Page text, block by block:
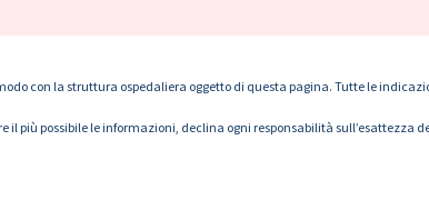
con la struttura ospedaliera oggetto di questa pagina. Tutte le
il più possibile le informazioni, declina ogni responsabilità sull’esattezza